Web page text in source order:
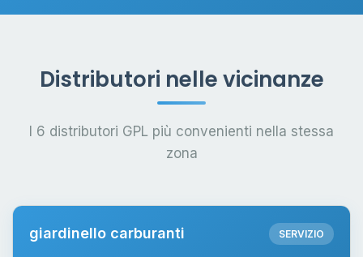
Distributori nelle vicinanze
I 6 distributori GPL più convenienti nella stessa
zona
giardinello carburanti SERVIZIO